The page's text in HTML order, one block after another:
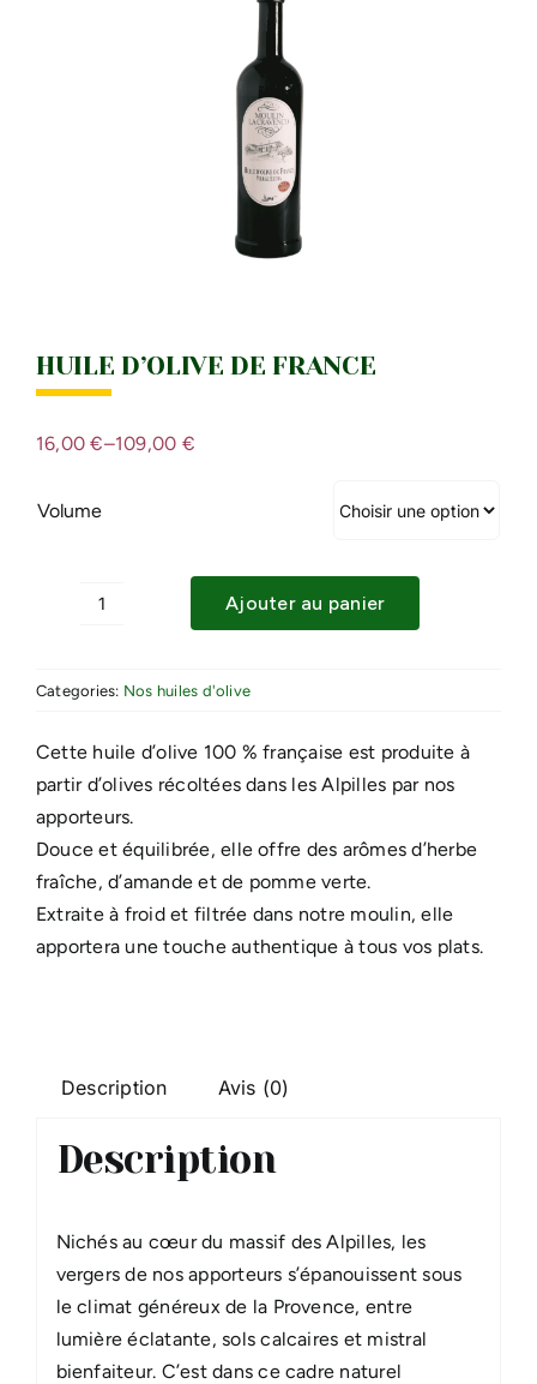
HUILE D’OLIVE DE FRANCE
16,00€–109,00 €
Volume
HUILE
DE
FRANCE
Ajouter au panier
Categories: Nos huiles d'olive
Cette huile d’olive 100 % française est produite à
partir d’olives récoltées dans les Alpilles par nos
apporteurs.
Douce et équilibrée, elle offre des arômes d’herbe
fraîche, d’amande et de pomme verte.
Extraite à froid et filtrée dans notre moulin, elle
apportera une touche authentique à tous vos plats.
Description Avis (0)
Description
Nichés au cœur du massif des Alpilles, les
vergers de nos apporteurs s’épanouissent sous
le climat généreux de la Provence, entre
lumière éclatante, sols calcaires et mistral
bienfaiteur. C’est dans ce cadre naturel